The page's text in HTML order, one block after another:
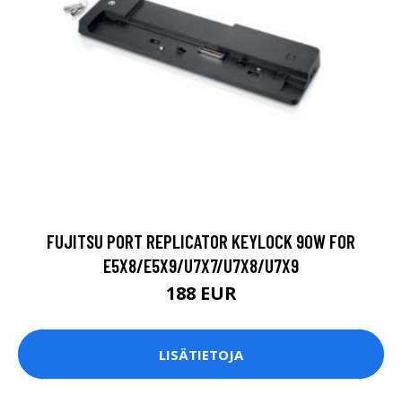
FUJITSU PORT REPLICATOR KEYLOCK 90W FOR
E5X8/E5X9/U7X7/U7X8/U7X9
188 EUR
LISÄTIETOJA